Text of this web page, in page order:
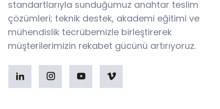
standartlarıyla sunduğumuz anahtar teslim
çözümleri; teknik destek, akademi eğitimi ve
mühendislik tecrübemizle birleştirerek
müşterilerimizin rekabet gücünü artırıyoruz.